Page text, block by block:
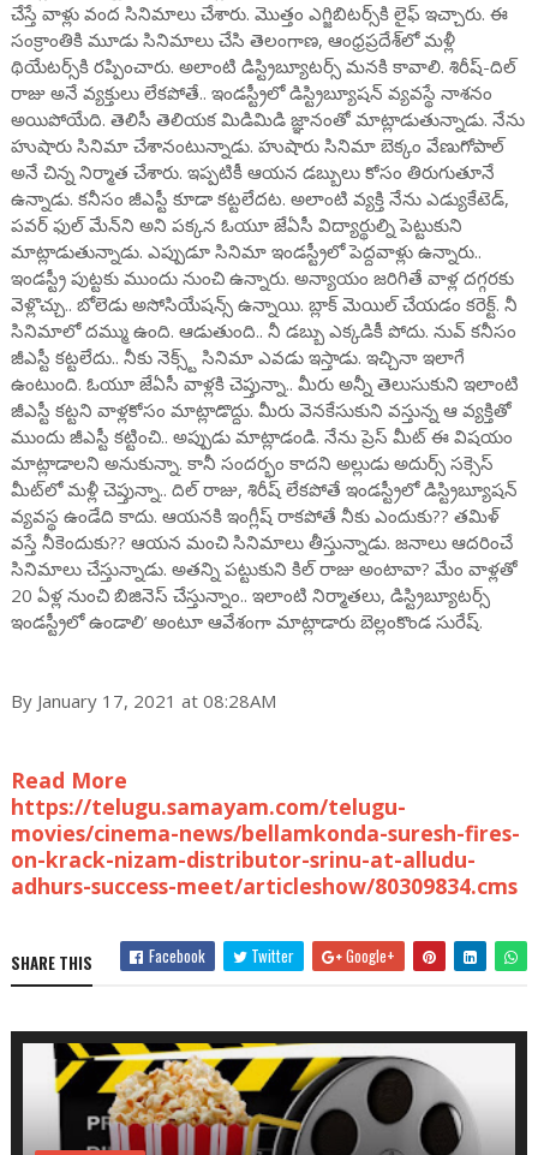
చేస్తే వాళ్లు వంద సినిమాలు చేశారు. మొత్తం ఎగ్జిబిటర్స్‌కి లైఫ్ ఇచ్చారు. ఈ
సంక్రాంతికి మూడు సినిమాలు చేసి తెలంగాణ, ఆంధ్రప్రదేశ్‌లో మళ్లీ
థియేటర్స్‌కి రప్పించారు. అలాంటి డిస్ట్రిబ్యూటర్స్ మనకి కావాలి. శిరీష్-దిల్
రాజు అనే వ్యక్తులు లేకపోతే.. ఇండస్ట్రీలో డిస్ట్రిబ్యూషన్ వ్యవస్థే నాశనం
అయిపోయేది. తెలిసీ తెలియక మిడిమిడి జ్ఞానంతో మాట్లాడుతున్నాడు. నేను
హుషారు సినిమా చేశానంటున్నాడు. హుషారు సినిమా బెక్కం వేణుగోపాల్
అనే చిన్న నిర్మాత చేశారు. ఇప్పటికీ ఆయన డబ్బులు కోసం తిరుగుతూనే
ఉన్నాడు. కనీసం జీఎస్టీ కూడా కట్టలేదట. అలాంటి వ్యక్తి నేను ఎడ్యుకేటెడ్,
పవర్ ఫుల్ మేన్‌ని అని పక్కన ఓయూ జేఏసీ విద్యార్థుల్ని పెట్టుకుని
మాట్లాడుతున్నాడు. ఎప్పుడూ సినిమా ఇండస్ట్రీలో పెద్దవాళ్లు ఉన్నారు..
ఇండస్ట్రీ పుట్టకు ముందు నుంచి ఉన్నారు. అన్యాయం జరిగితే వాళ్ల దగ్గరకు
వెళ్లొచ్చు.. బోలెడు అసోసియేషన్స్ ఉన్నాయి. బ్లాక్ మెయిల్ చేయడం కరెక్ట్. నీ
సినిమాలో దమ్ము ఉంది. ఆడుతుంది.. నీ డబ్బు ఎక్కడికీ పోదు. నువ్ కనీసం
జీఎస్టీ కట్టలేదు.. నీకు నెక్స్ట్ సినిమా ఎవడు ఇస్తాడు. ఇచ్చినా ఇలాగే
ఉంటుంది. ఓయూ జేఏసీ వాళ్లకి చెప్తున్నా.. మీరు అన్నీ తెలుసుకుని ఇలాంటి
జీఎస్టీ కట్టని వాళ్లకోసం మాట్లాడొద్దు. మీరు వెనకేసుకుని వస్తున్న ఆ వ్యక్తితో
ముందు జీఎస్టీ కట్టించి.. అప్పుడు మాట్లాడండి. నేను ప్రెస్ మీట్ ఈ విషయం
మాట్లాడాలని అనుకున్నా. కానీ సందర్భం కాదని అల్లుడు అదుర్స్ సక్సెస్
మీట్‌లో మళ్లీ చెప్తున్నా.. దిల్ రాజు, శిరీష్ లేకపోతే ఇండస్ట్రీలో డిస్ట్రిబ్యూషన్
వ్యవస్థ ఉండేది కాదు. ఆయనకి ఇంగ్లీష్ రాకపోతే నీకు ఎందుకు?? తమిళ్
వస్తే నీకెందుకు?? ఆయన మంచి సినిమాలు తీస్తున్నాడు. జనాలు ఆదరించే
సినిమాలు చేస్తున్నాడు. అతన్ని పట్టుకుని కిల్ రాజు అంటావా? మేం వాళ్లతో
20 ఏళ్ల నుంచి బిజినెస్ చేస్తున్నాం.. ఇలాంటి నిర్మాతలు, డిస్ట్రిబ్యూటర్స్
ఇండస్ట్రీలో ఉండాలి’ అంటూ ఆవేశంగా మాట్లాడారు బెల్లంకొండ సురేష్.
By January 17, 2021 at 08:28AM
Read More
https://telugu.samayam.com/telugu-
movies/cinema-news/bellamkonda-suresh-fires-
on-krack-nizam-distributor-srinu-at-alludu-
adhurs-success-meet/articleshow/80309834.cms
SHARE THIS Facebook Twitter Google+